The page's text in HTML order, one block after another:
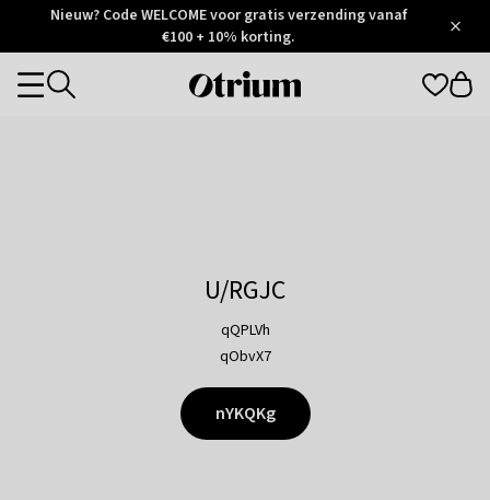
Otrium
Trustpilot
Nieuw? Code WELCOME voor gratis verzending vanaf
€100 + 10% korting.
Otrium
Categories
U/RGJC
qQPLVh
qObvX7
nYKQKg